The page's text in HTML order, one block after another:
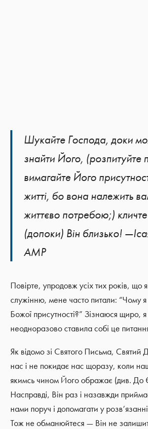
Шукайте Господа, доки
знайти Його, (розпитуйте
вимагайте Його
житті, бо вона належить
життєво потребою;)
(допоки) Він близько!
АМР
Повірте, упродовж усіх тих років, що
служінню, мене часто питали: “Чому
Божої присутності?” Зізнаюся щиро,
неодноразово ставила собі це
Як відомо зі Святого Письма, Святий
нас і не покидає нас щоразу, коли
якимсь чином Його ображає (див. До
Насправді, Він раз і назавжди
нами поруч і допомагати у
Тож не обманюйтеся — Він не